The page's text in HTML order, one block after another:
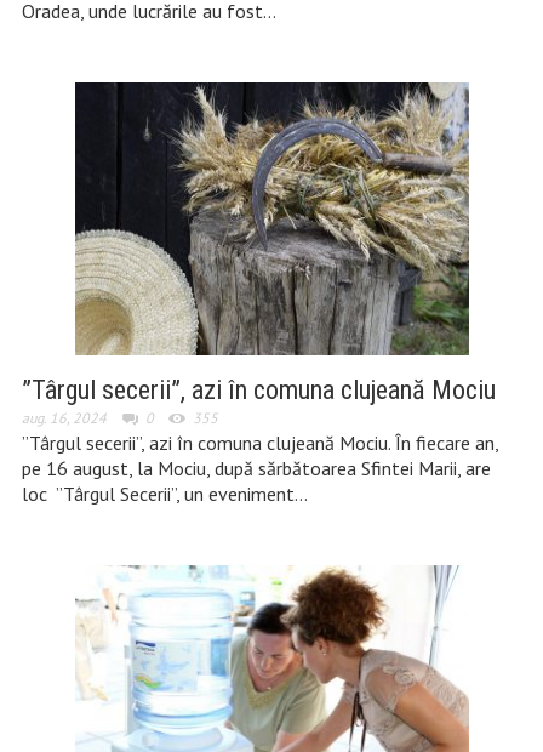
Oradea, unde lucrările au fost…
”Târgul secerii”, azi în comuna clujeană Mociu
aug. 16, 2024 0 355
”Târgul secerii”, azi în comuna clujeană Mociu. În fiecare an,
pe 16 august, la Mociu, după sărbătoarea Sfintei Marii, are
loc ”Târgul Secerii”, un eveniment…